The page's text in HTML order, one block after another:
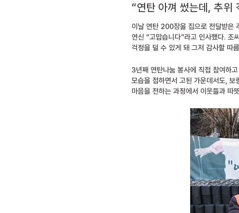
“연탄 아껴 썼는데, 추위
이날 연탄 200장을 집으로 전달받은
연신 “고맙습니다”라고 인사했다. 조
걱정을 덜 수 있게 돼 그저 감사할 따
3년째 연탄나눔 봉사에 직접 참여하
모습을 접하면서 고된 가운데서도,
마음을 전하는 과정에서 이웃들과 따